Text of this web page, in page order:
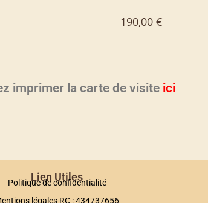
190,00 €
imprimer la carte de visite ici
Lien Utiles
Politique de confidentialité
légales RC : 434737656